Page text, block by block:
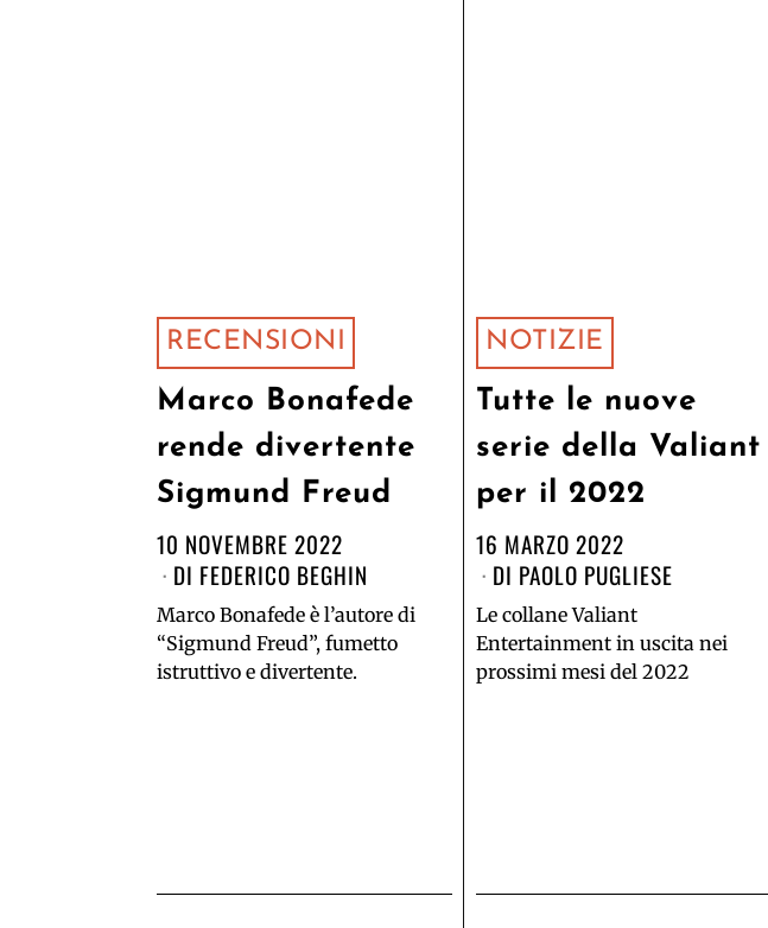
RECENSIONI
Marco Bonafede
rende divertente
Sigmund Freud
10 NOVEMBRE 2022
DI FEDERICO BEGHIN
Marco Bonafede è l’autore di
“Sigmund Freud”, fumetto
istruttivo e divertente.
NOTIZIE
Tutte le nuove
serie della Valiant
per il 2022
16 MARZO 2022
DI PAOLO PUGLIESE
Le collane Valiant
Entertainment in uscita nei
prossimi mesi del 2022